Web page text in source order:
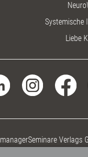
Systemische
Liebe
managerSeminare Verlags